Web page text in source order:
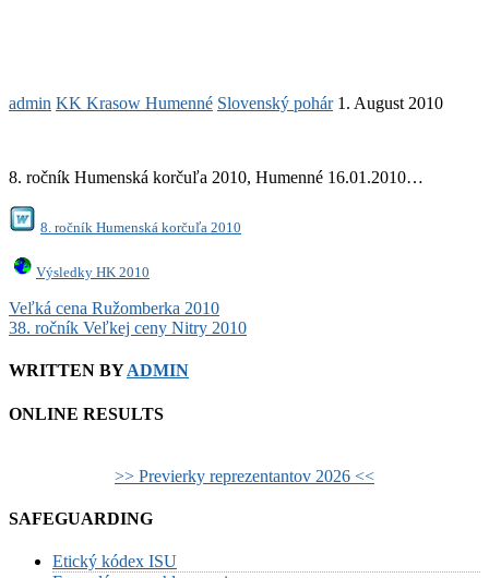
admin KK Krasow Humenné Slovenský pohár 1. August 2010
8. ročník Humenská korčuľa 2010, Humenné 16.01.2010…
8. ročník Humenská korčuľa 2010
Výsledky HK 2010
Post
navigation
Veľká cena Ružomberka 2010
38. ročník Veľkej ceny Nitry 2010
WRITTEN BYADMIN
ONLINE RESULTS
>> Previerky reprezentantov 2026 <<
SAFEGUARDING
Etický kódex ISU